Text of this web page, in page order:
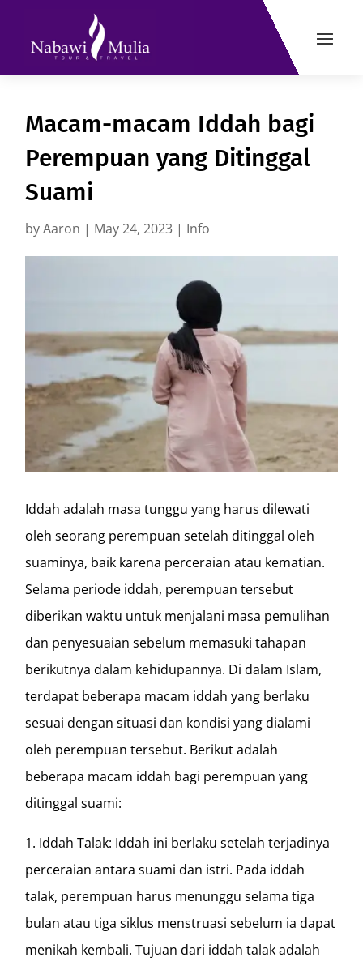
Macam-macam Iddah bagi
Perempuan yang Ditinggal
Suami
byAaron | May 24, 2023 | Info
Iddah adalah masa tunggu yang harus dilewati
oleh seorang perempuan setelah ditinggal oleh
suaminya, baik karena perceraian atau kematian.
Selama periode iddah, perempuan tersebut
diberikan waktu untuk menjalani masa pemulihan
dan penyesuaian sebelum memasuki tahapan
berikutnya dalam kehidupannya. Di dalam Islam,
terdapat beberapa macam iddah yang berlaku
sesuai dengan situasi dan kondisi yang dialami
oleh perempuan tersebut. Berikut adalah
beberapa macam iddah bagi perempuan yang
ditinggal suami:
Iddah Talak: Iddah ini berlaku setelah terjadinya
perceraian antara suami dan istri. Pada iddah
talak, perempuan harus menunggu selama tiga
bulan atau tiga siklus menstruasi sebelum ia dapat
menikah kembali. Tujuan dari iddah talak adalah